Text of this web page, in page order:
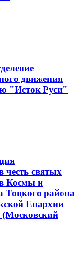
движения
"Исток Руси"
святых
Космы и
Тоцкого района
Епархии
(Московский